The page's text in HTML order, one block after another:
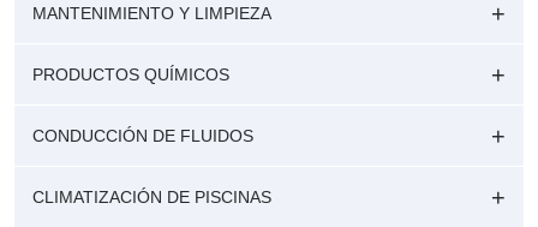
MANTENIMIENTO Y LIMPIEZA
PRODUCTOS QUÍMICOS
CONDUCCIÓN DE FLUIDOS
CLIMATIZACIÓN DE PISCINAS